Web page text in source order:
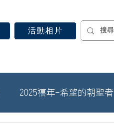
活動相片
2025禧年-希望的朝聖者